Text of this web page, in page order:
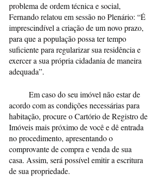
problema de ordem técnica e social,
Fernando relatou em sessão no Plenário: “É
imprescindível a criação de um novo prazo,
para que a população possa ter tempo
suficiente para regularizar sua residência e
exercer a sua própria cidadania de maneira
adequada”.
acordo com as condições necessárias para
habitação, procure o Cartório de Registro de
Imóveis mais próximo de você e dê entrada
no procedimento, apresentando o
comprovante de compra e venda de sua
casa. Assim, será possível emitir a escritura
de sua propriedade.